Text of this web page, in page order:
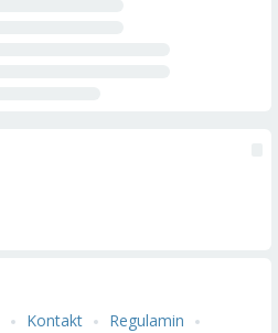
Kontakt
Regulamin